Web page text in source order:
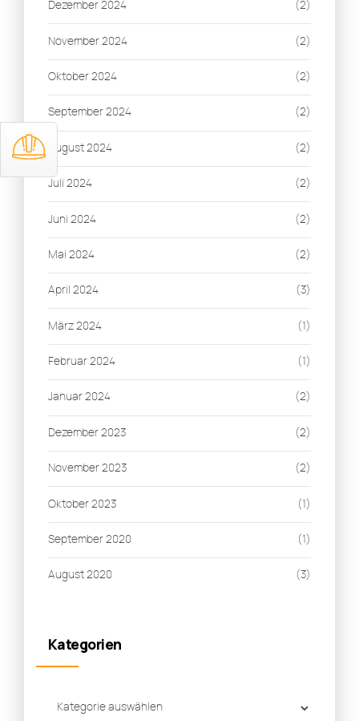
Dezember 2024 (2)
November 2024 (2)
Oktober 2024 (2)
September 2024 (2)
August 2024 (2)
Juli 2024 (2)
Juni 2024 (2)
Mai 2024 (2)
April 2024 (3)
März 2024 (1)
Februar 2024 (1)
Januar 2024 (2)
Dezember 2023 (2)
November 2023 (2)
Oktober 2023 (1)
September 2020 (1)
August 2020 (3)
Kategorien